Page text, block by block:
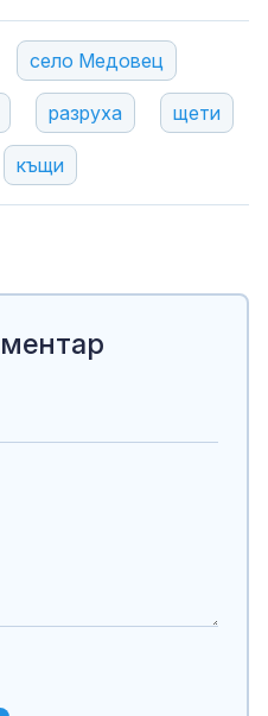
село Медовец
разруха щети
къщи